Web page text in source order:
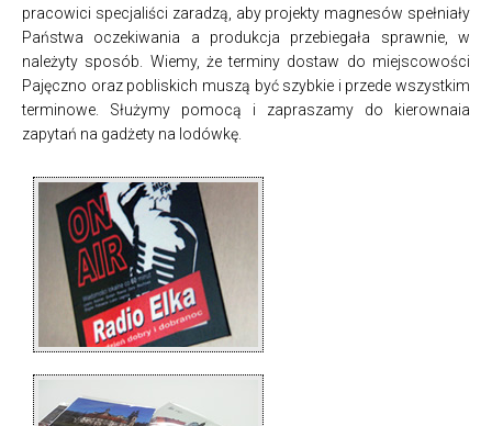
pracowici specjaliści zaradzą, aby projekty magnesów spełniały
Państwa oczekiwania a produkcja przebiegała sprawnie, w
należyty sposób. Wiemy, że terminy dostaw do miejscowości
Pajęczno oraz pobliskich muszą być szybkie i przede wszystkim
terminowe. Służymy pomocą i zapraszamy do kierownaia
zapytań na gadżety na lodówkę.